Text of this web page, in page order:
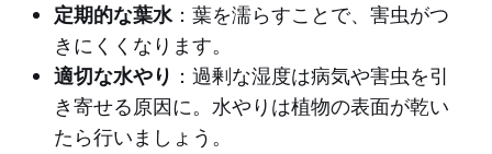
定期的な葉水：葉を濡らすことで、害虫がつ
きにくくなります。
適切な水やり ：過剰な湿度は病気や害虫を引
き寄せる原因に。水やりは植物の表面が乾い
たら行いましょう。